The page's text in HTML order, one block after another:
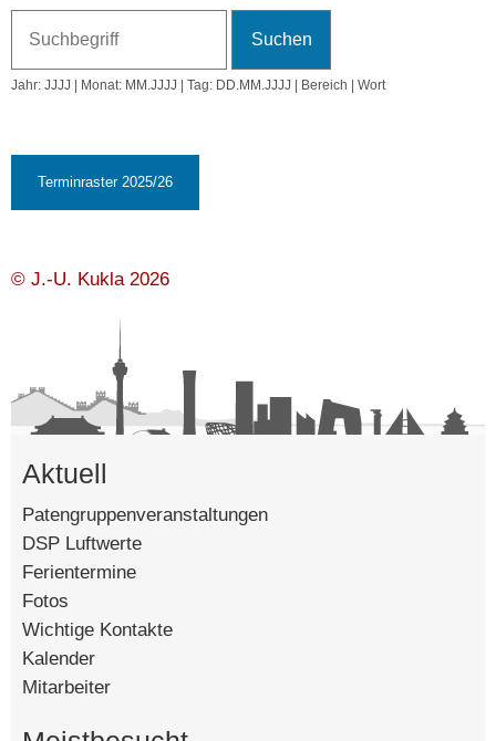
Di, 11.11.2025
Mi, 12.11.2025
Pädagogische Tage
Fr, 14.11.2025
Jahr: JJJJ | Monat: MM.JJJJ | Tag: DD.MM.JJJJ | Bereich | Wort
© J.-U. Kukla 2026
Aktuell
Patengruppenveranstaltungen
DSP Luftwerte
Ferientermine
Fotos
Wichtige Kontakte
Kalender
Mitarbeiter